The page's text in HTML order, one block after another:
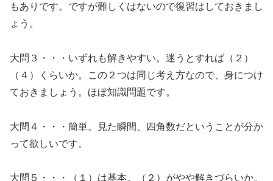
もありです。ですが難しくはないので復習はしておきまし
ょう。
大問３・・・いずれも解きやすい。迷うとすれば（２）
（４）くらいか。この２つは同じ考え方なので、身につけ
ておきましょう。ほぼ知識問題です。
大問４・・・簡単。見た瞬間、四角数だということが分か
って欲しいです。
大問５・・・（１）は基本。（２）がやや解きづらいか。